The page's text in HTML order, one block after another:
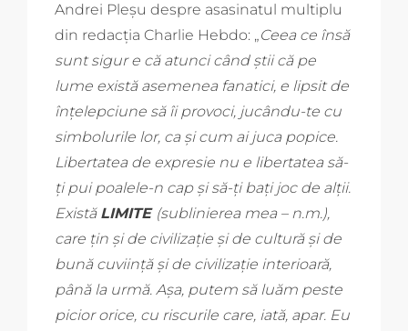
Andrei Pleșu despre asasinatul multiplu
din redacția Charlie Hebdo: „Ceea ce însă
sunt sigur e că atunci când ştii că pe
lume există asemenea fanatici, e lipsit de
înţelepciune să îi provoci, jucându-te cu
simbolurile lor, ca şi cum ai juca popice.
Libertatea de expresie nu e libertatea să-
ţi pui poalele-n cap şi să-ţi baţi joc de alţii.
Există LIMITE (sublinierea mea – n.m.),
care ţin şi de civilizaţie şi de cultură şi de
bună cuviinţă şi de civilizaţie interioară,
până la urmă. Aşa, putem să luăm peste
picior orice, cu riscurile care, iată, apar. Eu